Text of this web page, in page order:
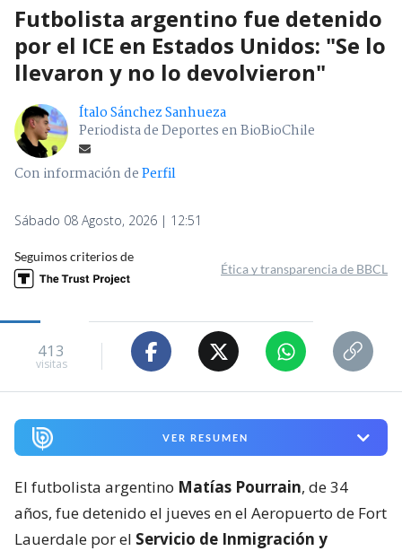
Futbolista argentino fue detenido
por el ICE en Estados Unidos: "Se lo
llevaron y no lo devolvieron"
Ítalo Sánchez Sanhueza
Periodista de Deportes en BioBioChile
Con información dePerfil
Sábado 08 Agosto, 2026 | 12:51
Seguimos criterios de
Ética y transparencia de BBCL
413
visitas
VER RESUMEN
El futbolista argentino Matías Pourrain, de 34
años, fue detenido el jueves en el Aeropuerto de Fort
Lauerdale por el Servicio de Inmigración y